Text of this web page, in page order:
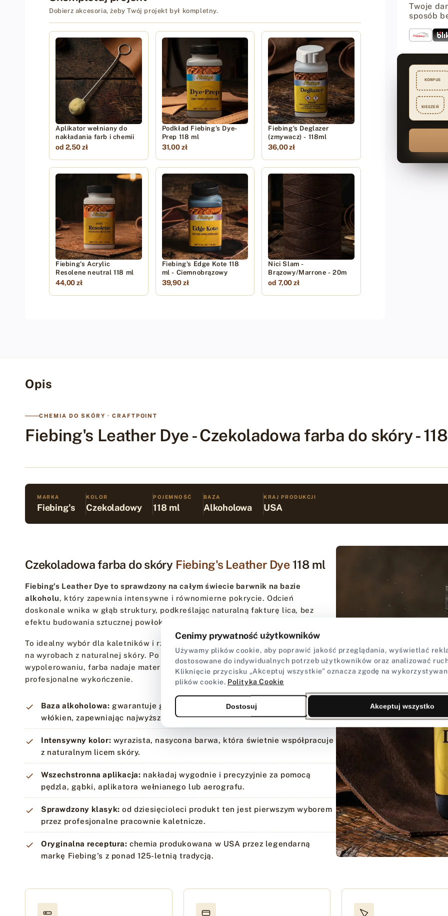
Dobierz akcesoria, żeby Twój projekt był kompletny.
Aplikator wełniany do
nakładania farb i chemii
od 2,50 zł
Podkład Fiebing's Dye-
Prep 118 ml
31,00 zł
Fiebing's Deglazer
(zmywacz) - 118ml
36,00 zł
Fiebing's Acrylic
Resolene neutral 118 ml
44,00 zł
Fiebing's Edge Kote 118
ml - Ciemnobrązowy
39,90 zł
Nici Slam -
Brązowy/Marrone - 20m
od 7,00 zł
skóry
-
ml
Twoje
sposób
KORPUS
KIESZEŃ
Opis
CHEMIA DO SKÓRY · CRAFTPOINT
Fiebing's Leather Dye - Czekoladowa farba do skóry -
MARKA
Fiebing's
KOLOR
Czekoladowy
POJEMNOŚĆ
118 ml
BAZA
Alkoholowa
KRAJ PRODUKCJI
USA
Czekoladowa farba do skóry Fiebing's Leather Dye118 ml
Fiebing's Leather Dye to sprawdzony na całym świecie barwnik na bazie
alkoholu, który zapewnia intensywne i równomierne pokrycie. Odcień
doskonale wnika w głąb struktury, podkreślając naturalną fakturę lica, bez
efektu budowania sztucznej powłoki na powierzchni.
To idealny wybór dla kaletników i rzemieślników oczekujących trwałego koloru
na wyrobach z naturalnej skóry. Po całkowitym wyschnięciu i delikatnym
wypolerowaniu, farba nadaje materiałowi elegancki połysk oraz wysoce
profesjonalne wykończenie.
Baza alkoholowa: gwarantuje głębokie wnikanie pigmentu w strukturę
włókien, zapewniając najwyższą trwałość barwienia.
Intensywny kolor: wyrazista, nasycona barwa, która świetnie współpracuje
z naturalnym licem skóry.
Wszechstronna aplikacja: nakładaj wygodnie i precyzyjnie za pomocą
pędzla, gąbki, aplikatora wełnianego lub aerografu.
Sprawdzony klasyk: od dziesięcioleci produkt ten jest pierwszym wyborem
przez profesjonalne pracownie kaletnicze.
Oryginalna receptura: chemia produkowana w USA przez legendarną
markę Fiebing's z ponad 125-letnią tradycją.
Cenimy prywatność użytkowników
Używamy plików cookie, aby poprawić jakość przeglądania, wyświetlać
dostosowane do indywidualnych potrzeb użytkowników oraz analizować
Kliknięcie przycisku „Akceptuj wszystkie” oznacza zgodę na
plików cookie. Polityka Cookie
Dostosuj Akceptuj wszystko